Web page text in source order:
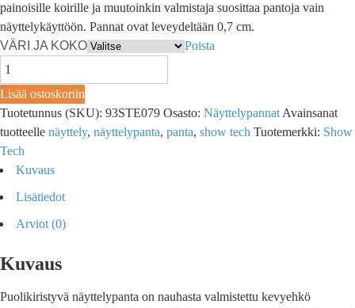
painoisille koirille ja muutoinkin valmistaja suosittaa pantoja vain
näyttelykäyttöön. Pannat ovat leveydeltään 0,7 cm.
VÄRI JA KOKO
Poista
Lisää ostoskoriin
Tuotetunnus (SKU): 93STE079 Osasto: Näyttelypannat Avainsanat
tuotteelle näyttely, näyttelypanta, panta, show tech Tuotemerkki: Show
Tech
Kuvaus
Lisätiedot
Arviot (0)
Kuvaus
Puolikiristyvä näyttelypanta on nauhasta valmistettu kevyehkö